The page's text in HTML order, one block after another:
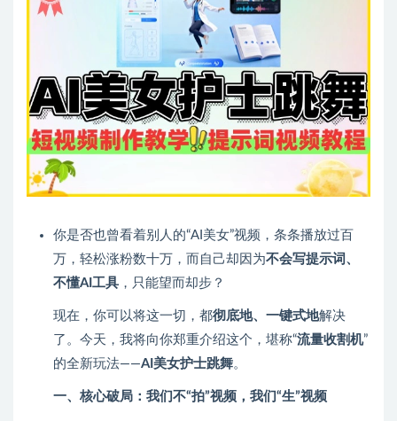
你是否也曾看着别人的“AI美女”视频，条条播放过百
万，轻松涨粉数十万，而自己却因为不会写提示词、
不懂AI工具 ，只能望而却步？
现在，你可以将这一切，都彻底地、一键式地解决
了。今天，我将向你郑重介绍这个，堪称“流量收割机”
的全新玩法——AI美女护士跳舞。
一、核心破局：我们不“拍”视频，我们“生”视频